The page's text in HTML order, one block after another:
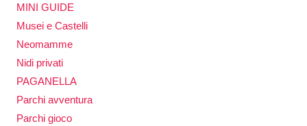
MINI GUIDE
Musei e Castelli
Neomamme
Nidi privati
PAGANELLA
Parchi avventura
Parchi gioco